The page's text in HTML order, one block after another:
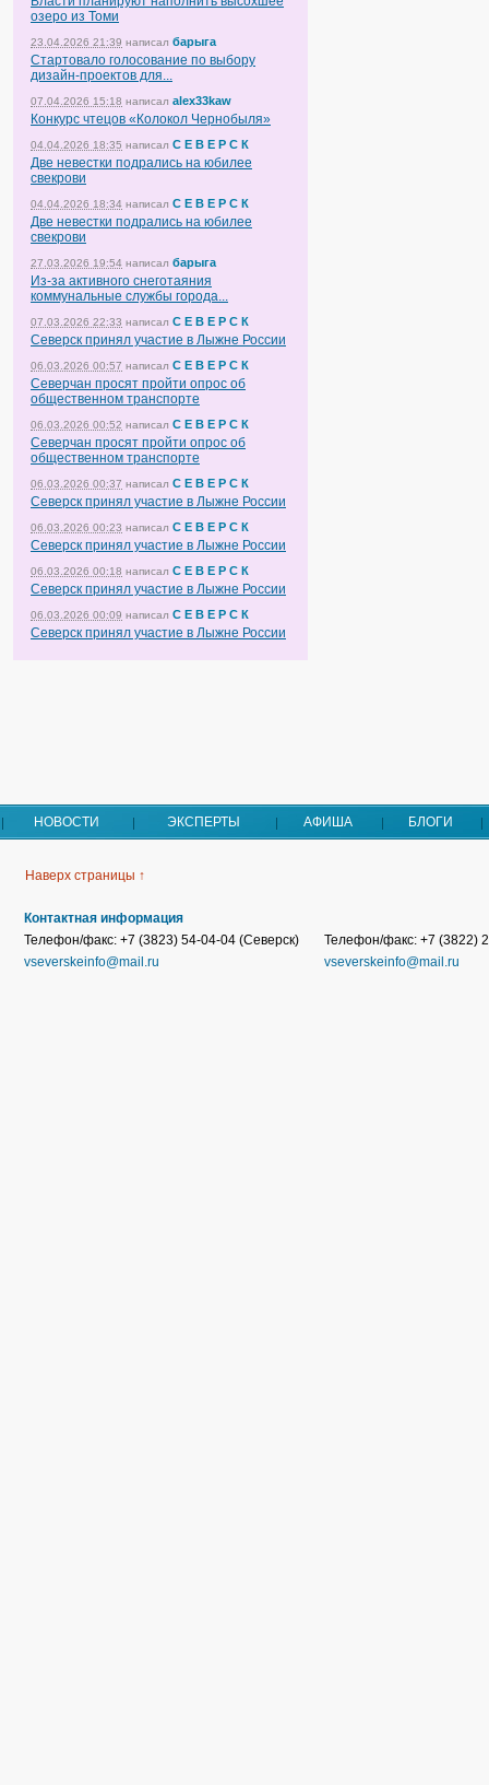
озеро из Томи
23.04.2026 21:39 написал барыга
Стартовало голосование по выбору
дизайн-проектов для...
07.04.2026 15:18 написал alex33kaw
Конкурс чтецов «Колокол Чернобыля»
04.04.2026 18:35 написал С Е В Е Р С К
Две невестки подрались на юбилее
свекрови
04.04.2026 18:34 написал С Е В Е Р С К
Две невестки подрались на юбилее
свекрови
27.03.2026 19:54 написал барыга
Из-за активного снеготаяния
коммунальные службы города...
07.03.2026 22:33 написал С Е В Е Р С К
Северск принял участие в Лыжне России
06.03.2026 00:57 написал С Е В Е Р С К
Северчан просят пройти опрос об
общественном транспорте
06.03.2026 00:52 написал С Е В Е Р С К
Северчан просят пройти опрос об
общественном транспорте
06.03.2026 00:37 написал С Е В Е Р С К
Северск принял участие в Лыжне России
06.03.2026 00:23 написал С Е В Е Р С К
Северск принял участие в Лыжне России
06.03.2026 00:18 написал С Е В Е Р С К
Северск принял участие в Лыжне России
06.03.2026 00:09 написал С Е В Е Р С К
Северск принял участие в Лыжне России
НОВОСТИ ЭКСПЕРТЫ АФИША БЛОГИ
Наверх страницы ↑
Контактная информация
Телефон/факс: +7 (3823) 54-04-04 (Северск)
vseverskeinfo@mail.ru
Телефон/факс: +7 (3822)
vseverskeinfo@mail.ru